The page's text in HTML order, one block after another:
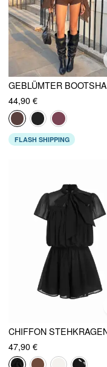
44,90 €
FLASH SHIPPING
47,90 €